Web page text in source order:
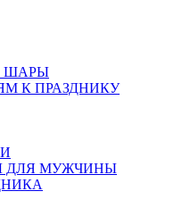
ШАРЫ
К ПРАЗДНИКУ
ДЛЯ МУЖЧИНЫ